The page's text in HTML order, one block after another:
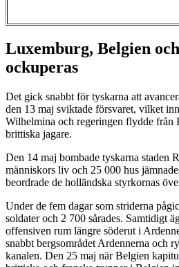
Luxemburg, Belgien
ockuperas
Det gick snabbt för tyskarna att
den 13 maj sviktade försvaret, vilket
Wilhelmina och regeringen flydde från
brittiska jagare.
Den 14 maj bombade tyskarna staden
människors liv och 25 000 hus
beordrade de holländska styrkornas
Under de fem dagar som striderna
soldater och 2 700 sårades. Samtidigt
offensiven rum längre söderut i
snabbt bergsområdet Ardennerna och
kanalen. Den 25 maj när Belgien